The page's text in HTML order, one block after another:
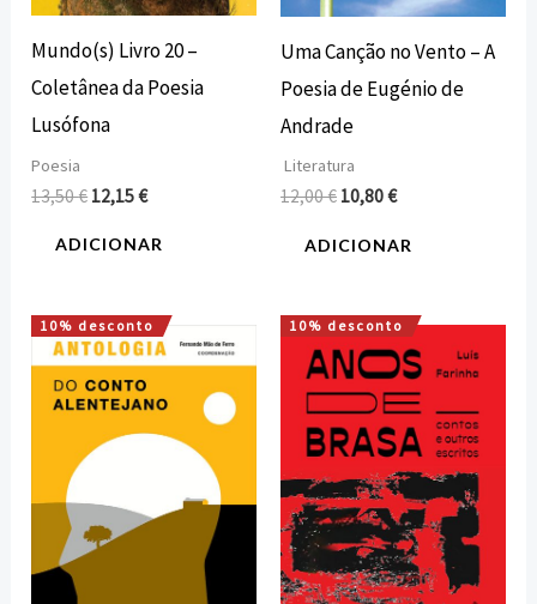
Mundo(s) Livro 20 –
Coletânea da Poesia
Lusófona
Poesia
13,50€ 12,15€
ADICIONAR
Uma Canção no Vento – A
Poesia de Eugénio de
Andrade
Literatura
12,00€ 10,80€
ADICIONAR
10% desconto
O
preço
original
era:
O
preço
atual
é:
13,50 €.
10% desconto
O
preço
original
era:
16,00 €.
O
preço
atual
é:
14,40 €.